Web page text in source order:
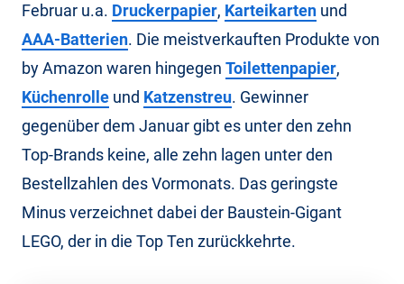
Februar u.a. Druckerpapier, Karteikarten und
AAA-Batterien. Die meistverkauften Produkte von
by Amazon waren hingegen Toilettenpapier,
Küchenrolle und Katzenstreu. Gewinner
gegenüber dem Januar gibt es unter den zehn
Top-Brands keine, alle zehn lagen unter den
Bestellzahlen des Vormonats. Das geringste
Minus verzeichnet dabei der Baustein-Gigant
LEGO, der in die Top Ten zurückkehrte.